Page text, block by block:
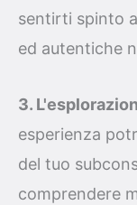
sentirti spinto
ed autentiche
3.
esperienza
del tuo
comprendere